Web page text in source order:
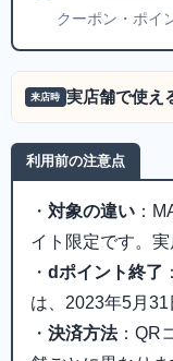
クーポン・ポイ
来店時 実店舗で使え
利用前の注意点
・ 対象の違い ：
イト限定です。実
・ dポイント終了
は、2023年5月31
・ 決済方法：QR